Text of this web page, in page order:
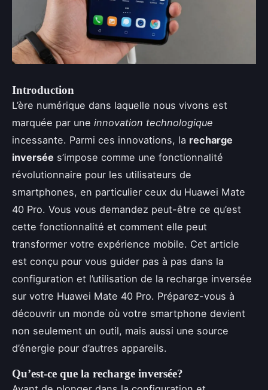
Introduction
L’ère numérique dans laquelle nous vivons est
marquée par une innovation technologique
incessante. Parmi ces innovations, la recharge
inversée s’impose comme une fonctionnalité
révolutionnaire pour les utilisateurs de
smartphones, en particulier ceux du Huawei Mate
40 Pro. Vous vous demandez peut-être ce qu’est
cette fonctionnalité et comment elle peut
transformer votre expérience mobile. Cet article
est conçu pour vous guider pas à pas dans la
configuration et l’utilisation de la recharge inversée
sur votre Huawei Mate 40 Pro. Préparez-vous à
découvrir un monde où votre smartphone devient
non seulement un outil, mais aussi une source
d’énergie pour d’autres appareils.
Qu’est-ce que la recharge inversée?